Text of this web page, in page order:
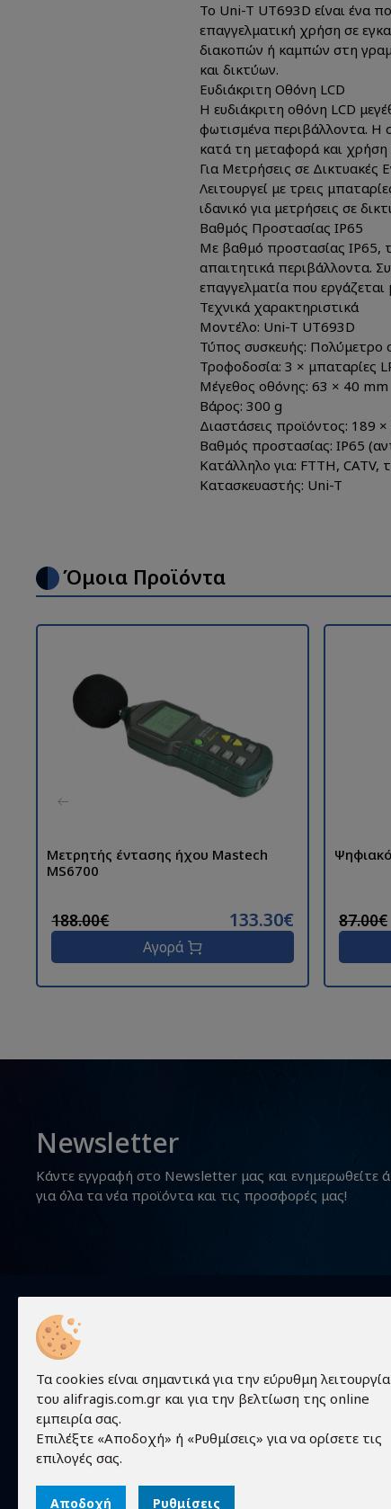
Το Uni-T UT693D είναι ένα
επαγγελματική χρήση σε
διακοπών ή καμπών στη
και δικτύων.
Ευδιάκριτη Οθόνη LCD
Η ευδιάκριτη οθόνη LCD
φωτισμένα περιβάλλοντα. Η
κατά τη μεταφορά και χρήση
Για Μετρήσεις σε Δικτυακές
Λειτουργεί με τρεις
ιδανικό για μετρήσεις σε
Βαθμός Προστασίας IP65
Με βαθμό προστασίας IP65,
απαιτητικά περιβάλλοντα.
επαγγελματία που εργάζεται
Τεχνικά χαρακτηριστικά
Μοντέλο: Uni-T UT693D
Τύπος συσκευής: Πολύμετρο
Τροφοδοσία: 3 × μπαταρίες
Μέγεθος οθόνης: 63 × 40 mm
Βάρος: 300 g
Διαστάσεις προϊόντος: 189
Βαθμός προστασίας: IP65
Κατάλληλο για: FTTH, CATV,
Κατασκευαστής: Uni-T
Όμοια Προϊόντα
Μετρητής έντασης ήχου Mastech
MS6700
188.00€ 133.30€
Αγορά
87.00€
Newsletter
Κάντε εγγραφή στο Newsletter μας και ενημερωθείτε
για όλα τα νέα προϊόντα και τις προσφορές μας!
Τα πάντα γύρω από τον κόσμο των
ηλεκτρονικών!
Προϊόντα
Τα cookies είναι σημαντικά για την εύρυθμη λειτουργία
του alifragis.com.gr και για την βελτίωση της online
εμπειρία σας.
Επιλέξτε «Αποδοχή» ή «Ρυθμίσεις» για να ορίσετε τις
επιλογές σας.
Αποδοχή Ρυθμίσεις